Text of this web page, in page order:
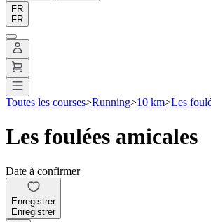
FR
FR
Toutes les courses>Running>10 km>Les
Les foulées amicales
Date à confirmer
Enregistrer
Enregistrer